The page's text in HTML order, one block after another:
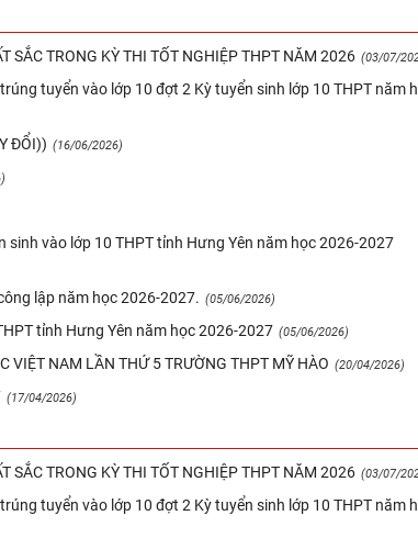
SẮC TRONG KỲ THI TỐT NGHIỆP THPT NĂM 2026 (03/07/
tuyển vào lớp 10 đợt 2 Kỳ tuyển sinh lớp 10 THPT năm
ĐỔI)) (16/06/2026)
vào lớp 10 THPT tỉnh Hưng Yên năm học 2026-2027
lập năm học 2026-2027. (05/06/2026)
tỉnh Hưng Yên năm học 2026-2027 (05/06/2026)
VIỆT NAM LẦN THỨ 5 TRƯỜNG THPT MỸ HÀO (20/04/2026)
(17/04/2026)
SẮC TRONG KỲ THI TỐT NGHIỆP THPT NĂM 2026 (03/07/
tuyển vào lớp 10 đợt 2 Kỳ tuyển sinh lớp 10 THPT năm